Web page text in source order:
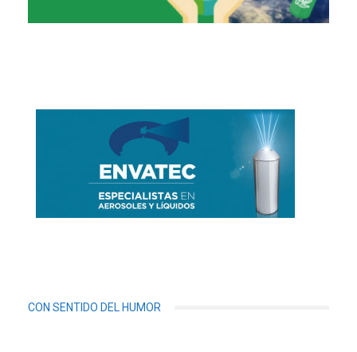
CON SENTIDO DEL HUMOR